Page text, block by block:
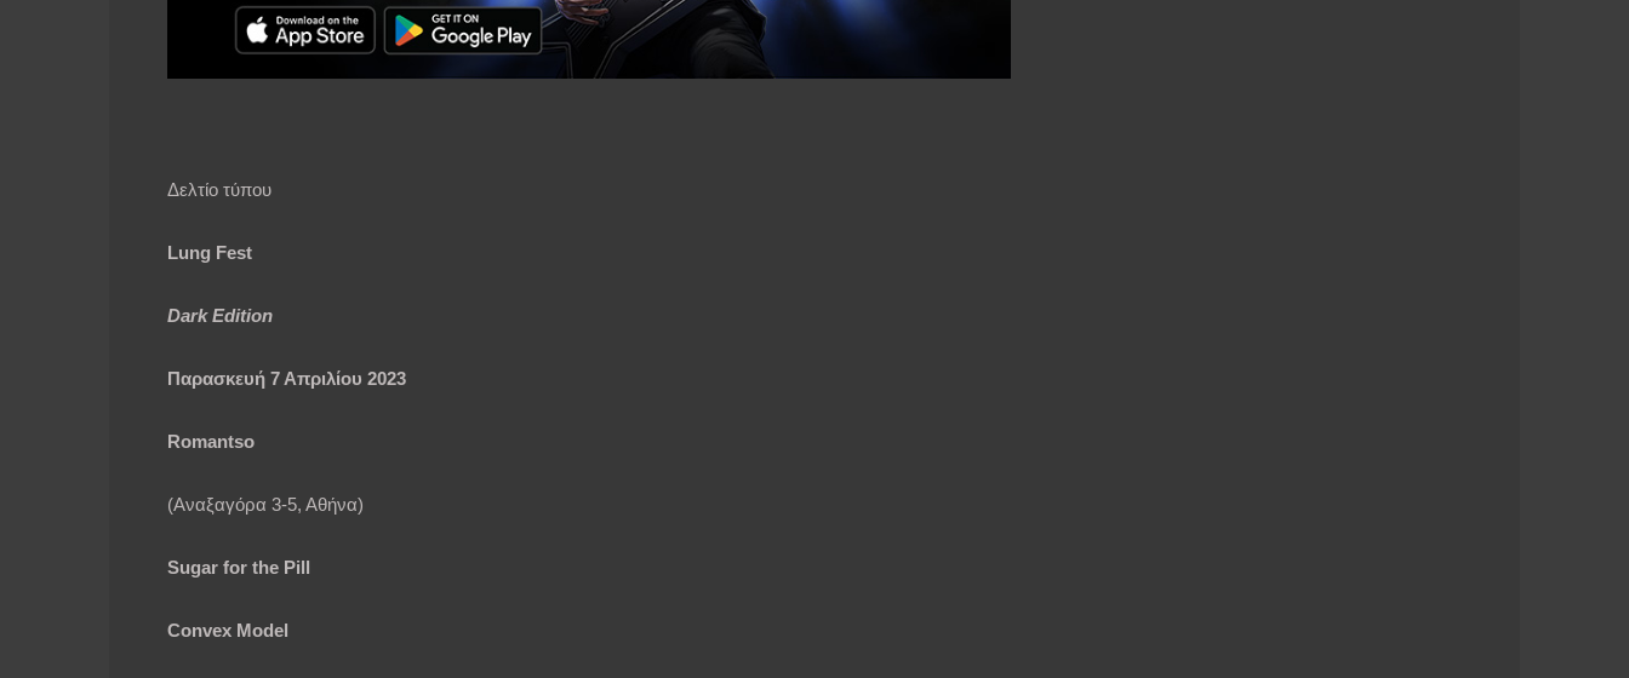
Δελτίο τύπου
Lung Fest
Dark Edition
Παρασκευή 7 Απριλίου 2023
Romantso
(Αναξαγόρα 3-5, Αθήνα)
Sugar for the Pill
Convex Model